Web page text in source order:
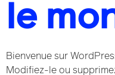
le
Bienvenue sur
Modifiez-le ou